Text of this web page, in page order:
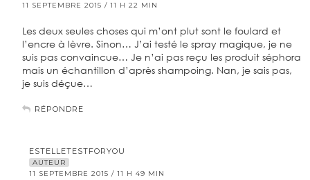
11 SEPTEMBRE 2015 / 11 H 22 MIN
Les deux seules choses qui m’ont plut sont le foulard et
l’encre à lèvre. Sinon… J’ai testé le spray magique, je ne
suis pas convaincue… Je n’ai pas reçu les produit séphora
mais un échantillon d’après shampoing. Nan, je sais pas,
je suis déçue…
RÉPONDRE
ESTELLETESTFORYOU
AUTEUR
11 SEPTEMBRE 2015 / 11 H 49 MIN